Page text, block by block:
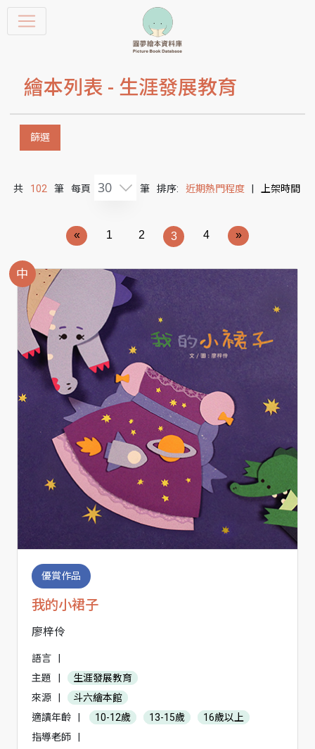
繪本列表 - 生涯發展教育
篩選
共 102 筆 每頁 30 筆 排序: 近期熱門程度 上架時間
« 1 2 3 4 »
中
優賞作品
我的小裙子
廖梓伶
語言
主題
生涯發展教育
來源
斗六繪本館
適讀年齡
10-12歲 13-15歲
16歲以上
指導老師